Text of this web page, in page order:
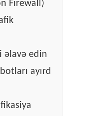
Firewall)
əlavə edin
ayırd